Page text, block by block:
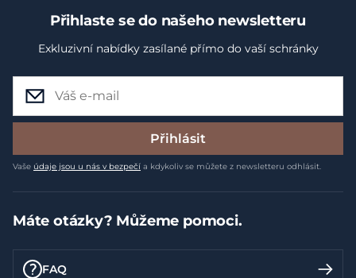
Přihlaste se do našeho newsletteru
Exkluzivní nabídky zasílané přímo do vaší schránky
Přihlásit
Vaše údaje jsou u nás v bezpečí a kdykoliv se můžete z newsletteru odhlásit.
Máte otázky? Můžeme pomoci.
FAQ